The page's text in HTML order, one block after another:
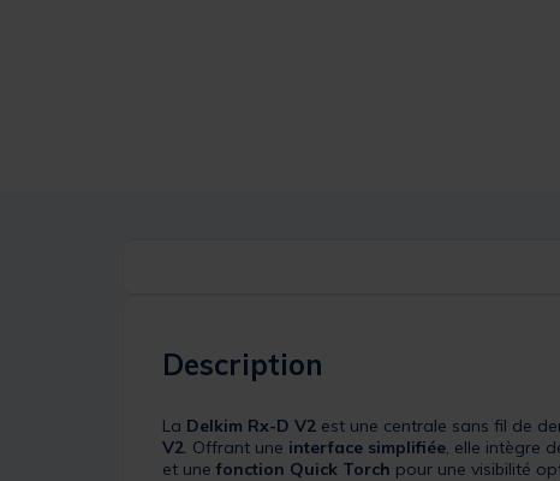
Description
La Delkim Rx-D V2 est une centrale sans fil de
V2. Offrant une interface simplifiée, elle intègre
et une fonction Quick Torch pour une visibilité